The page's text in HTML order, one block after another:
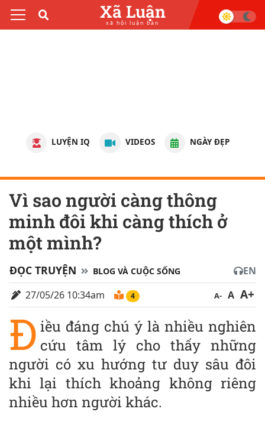
Xã Luận
xã hội luận bàn
LUYỆN IQ VIDEOS NGÀY ĐẸP
Vì sao người càng thông
minh đôi khi càng thích ở
một mình?
ĐỌC TRUYỆN BLOG VÀ CUỘC SỐNG
EN
27/05/26 10:34am
4 A- A A+
Đ iều đáng chú ý là nhiều nghiên
cứu tâm lý cho thấy những
người có xu hướng tư duy sâu đôi
khi lại thích khoảng không riêng
nhiều hơn người khác.